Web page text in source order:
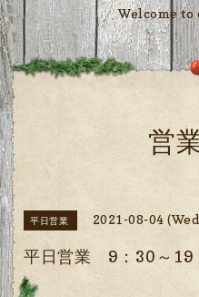
Welcome to
営
平日営業 2021-08-04
平日営業 9：30～19